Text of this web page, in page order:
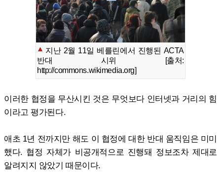
지난 2월 11일 베를린에서 진행된 ACTA
반대 시위 [출처:
http://commons.wikimedia.org]
이러한 협정을 무산시킨 것은 무엇보다 인터넷과 거리의 힘
이라고 평가된다.
애초 1년 전까지만 해도 이 협정에 대한 반대 움직임은 미미
했다. 협정 자체가 비공개적으로 진행돼 정보조차 제대로
알려지지 않았기 때문이다.